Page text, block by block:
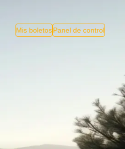
Mis boletosPanel de control